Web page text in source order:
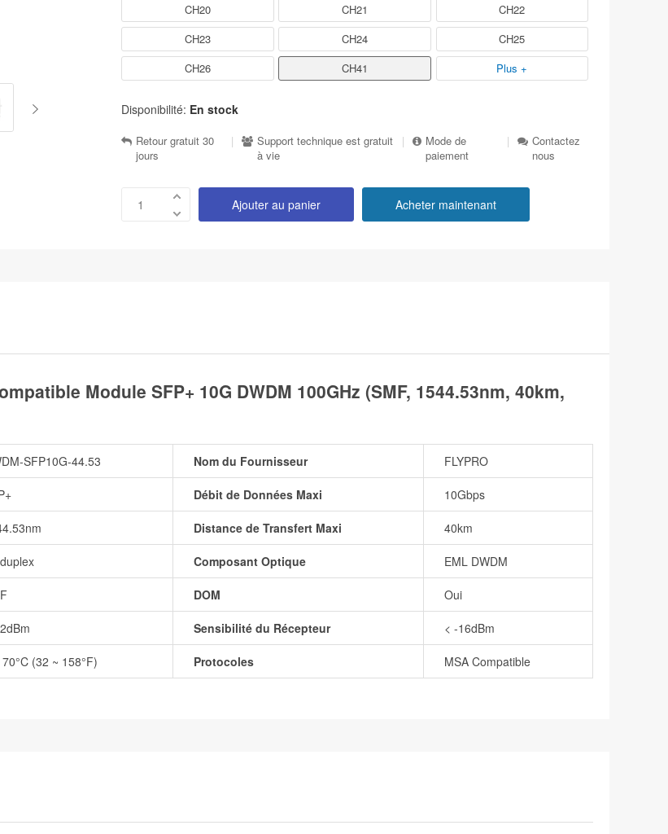
CH20
CH21
CH22
CH23
CH24
CH25
CH26
CH41 Plus +
Disponibilité: En stock
Retour gratuit 30
jours
|
Support technique est gratuit
à vie
|
Mode de
paiement
|
Contactez
nous
Ajouter au panier Acheter maintenant
Module SFP+ 10G DWDM 100GHz (SMF, 1544.53nm, 40km,
SFP10G-44.53 Nom du Fournisseur FLYPRO
Débit de Données Maxi 10Gbps
Distance de Transfert Maxi 40km
Composant Optique EML DWDM
DOM Oui
Sensibilité du Récepteur < -16dBm
(32 ~ 158°F) Protocoles MSA Compatible